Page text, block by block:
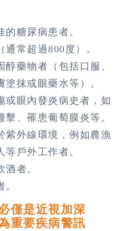
的糖尿病患者。
通常超過800度）。
醇藥物者（包括口服、
塗抹或眼藥水等）。
或眼內發炎病史者，如
擊、罹患葡萄膜炎等。
紫外線環境，例如農漁
等戶外工作者。
酒者。
僅是近視加深
重要疾病警訊